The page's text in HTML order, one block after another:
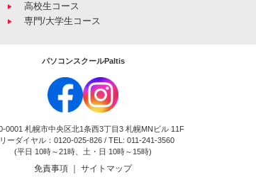
高校生コース
専門/大学生コース
パソコンスクールPaltis
0001 札幌市中央区北1条西3丁目3 札幌MNビル 11F
ーダイヤル：0120-025-826 / TEL: 011-241-3560
(平日 10時～21時、土・日 10時～15時)
免責事項 サイトマップ